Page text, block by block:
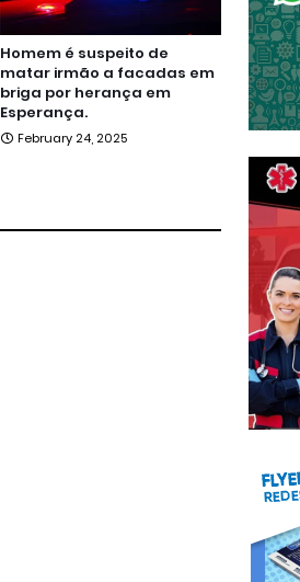
Homem é suspeito de
matar irmão a facadas em
briga por herança em
Esperança.
February 24, 2025